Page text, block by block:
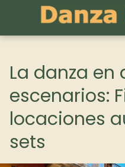
La danza en
escenarios:
locaciones
sets